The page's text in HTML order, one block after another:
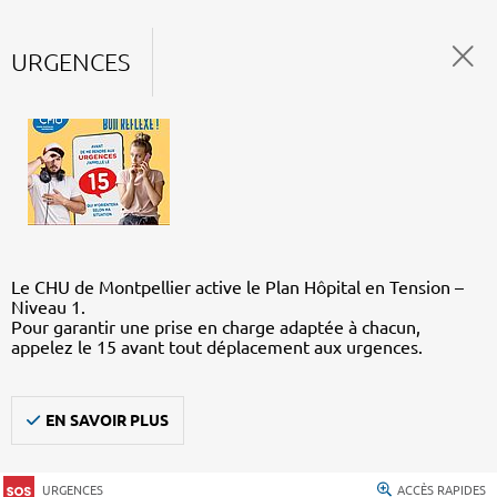
URGENCES
Le CHU de Montpellier active le Plan Hôpital en Tension –
Niveau 1.
Pour garantir une prise en charge adaptée à chacun,
appelez le 15 avant tout déplacement aux urgences.
EN SAVOIR PLUS
URGENCES ACCÈS RAPIDES